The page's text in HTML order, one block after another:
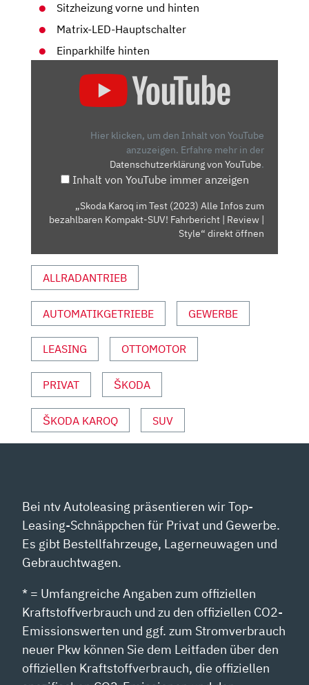
Sitzheizung vorne und hinten
Matrix-LED-Hauptschalter
Einparkhilfe hinten
BEZAHLBAREN
KOMPAKT-
|
REVIEW
|
STYLE“
YOUTUBE
ANZEIGEN
Hier klicken, um den Inhalt von YouTube
anzuzeigen. Erfahre mehr in der
Datenschutzerklärung von YouTube.
Inhalt von YouTube immer anzeigen
„Skoda Karoq im Test (2023) Alle Infos zum
bezahlbaren Kompakt-SUV! Fahrbericht | Review |
Style“ direkt öffnen
ALLRADANTRIEB
AUTOMATIKGETRIEBE GEWERBE
LEASING OTTOMOTOR
PRIVAT ŠKODA
ŠKODA KAROQ SUV
Bei ntv Autoleasing präsentieren wir Top-
Leasing-Schnäppchen für Privat und Gewerbe.
Es gibt Bestellfahrzeuge, Lagerneuwagen und
Gebrauchtwagen.
* = Umfangreiche Angaben zum offiziellen
Kraftstoffverbrauch und zu den offiziellen CO2-
Emissionswerten und ggf. zum Stromverbrauch
neuer Pkw können Sie dem Leitfaden über den
offiziellen Kraftstoffverbrauch, die offiziellen